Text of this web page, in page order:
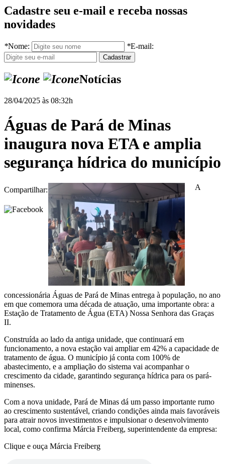
Cadastre seu e-mail e receba nossas
novidades
*Nome: *E-mail:
Notícias
28/04/2025 às 08:32h
Águas de Pará de Minas
inaugura nova ETA e amplia
segurança hídrica do município
Compartilhar: A
concessionária Águas de Pará de Minas entrega à população, no ano
em que comemora uma década de atuação, uma importante obra: a
Estação de Tratamento de Água (ETA) Nossa Senhora das Graças
II.
Construída ao lado da antiga unidade, que continuará em
funcionamento, a nova estação vai ampliar em 42% a capacidade de
tratamento de água. O município já conta com 100% de
abastecimento, e a ampliação do sistema vai acompanhar o
crescimento da cidade, garantindo segurança hídrica para os pará-
minenses.
Com a nova unidade, Pará de Minas dá um passo importante rumo
ao crescimento sustentável, criando condições ainda mais favoráveis
para atrair novos investimentos e impulsionar o desenvolvimento
local, como confirma Márcia Freiberg, superintendente da empresa:
Clique e ouça Márcia Freiberg